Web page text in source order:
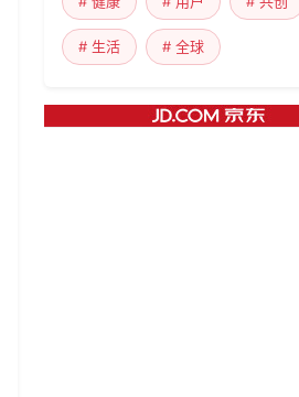
# 生活 # 全球